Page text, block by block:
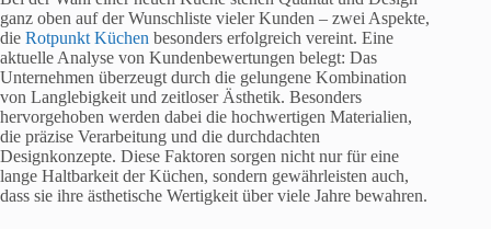
ganz oben auf der Wunschliste vieler Kunden – zwei Aspekte,
die Rotpunkt Küchen besonders erfolgreich vereint. Eine
aktuelle Analyse von Kundenbewertungen belegt: Das
Unternehmen überzeugt durch die gelungene Kombination
von Langlebigkeit und zeitloser Ästhetik. Besonders
hervorgehoben werden dabei die hochwertigen Materialien,
die präzise Verarbeitung und die durchdachten
Designkonzepte. Diese Faktoren sorgen nicht nur für eine
lange Haltbarkeit der Küchen, sondern gewährleisten auch,
dass sie ihre ästhetische Wertigkeit über viele Jahre bewahren.